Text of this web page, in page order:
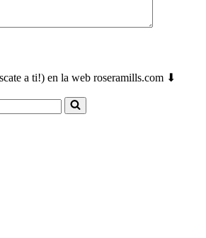
a ti!) en la web roseramills.com ⬇